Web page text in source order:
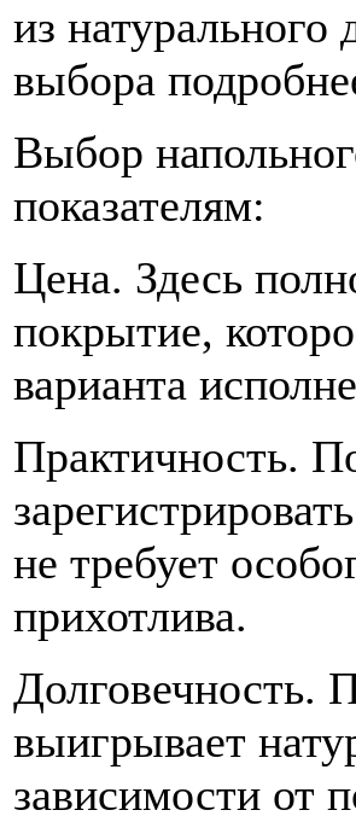
из
выбора
Выбор
показателям:
Цена. Здесь
покрытие,
варианта
Практичность.
не требует
прихотлива.
Долговечность.
выигрывает
зависимости от